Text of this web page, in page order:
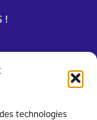
technologies
!